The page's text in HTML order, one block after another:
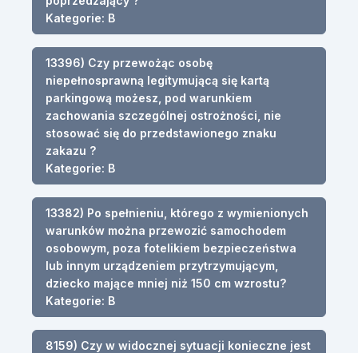
Kategorie: B
13396) Czy przewożąc osobę
niepełnosprawną legitymującą się kartą
parkingową możesz, pod warunkiem
zachowania szczególnej ostrożności, nie
stosować się do przedstawionego znaku
zakazu ?
Kategorie: B
13382) Po spełnieniu, którego z wymienionych
warunków można przewozić samochodem
osobowym, poza fotelikiem bezpieczeństwa
lub innym urządzeniem przytrzymującym,
dziecko mające mniej niż 150 cm wzrostu?
Kategorie: B
8159) Czy w widocznej sytuacji konieczne jest